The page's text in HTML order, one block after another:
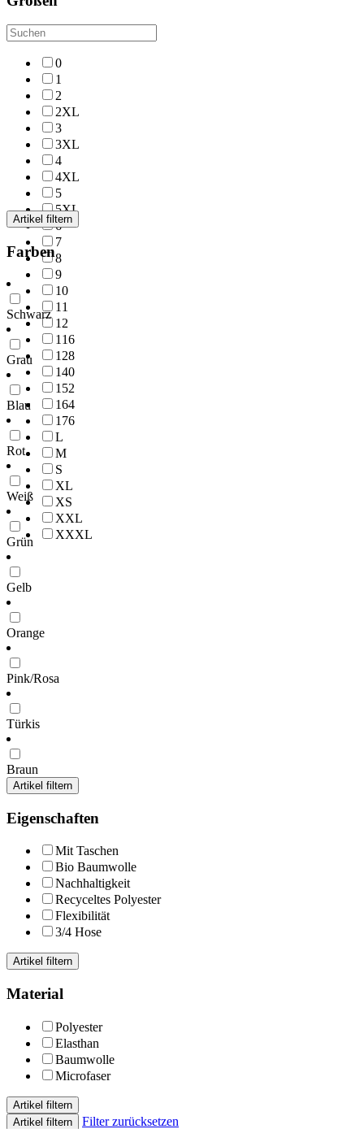
0
1
2
2XL
3
3XL
4
4XL
5
5XL
6
7
8
9
10
11
12
116
128
140
152
164
176
L
M
S
XL
XS
XXL
XXXL
Artikel filtern
Farben
Schwarz
Grau
Blau
Rot
Weiß
Grün
Gelb
Orange
Pink/Rosa
Türkis
Braun
Artikel filtern
Eigenschaften
Mit Taschen
Bio Baumwolle
Nachhaltigkeit
Recyceltes Polyester
Flexibilität
3/4 Hose
Artikel filtern
Material
Polyester
Elasthan
Baumwolle
Microfaser
Artikel filtern
Artikel filtern
Filter zurücksetzen